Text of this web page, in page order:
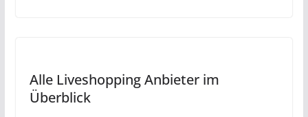
Alle Liveshopping Anbieter im
Überblick